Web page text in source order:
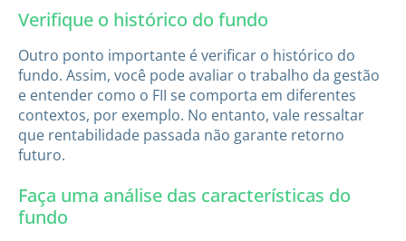
Verifique o histórico do fundo
Outro ponto importante é verificar o histórico do
fundo. Assim, você pode avaliar o trabalho da gestão
e entender como o FII se comporta em diferentes
contextos, por exemplo. No entanto, vale ressaltar
que rentabilidade passada não garante retorno
futuro.
Faça uma análise das características do
fundo